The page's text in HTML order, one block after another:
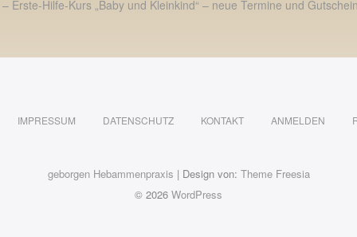
Erste-Hilfe-Kurs „Baby und Kleinkind“ – neue Termine und
IMPRESSUM DATENSCHUTZ KONTAKT ANMELDEN
geborgen Hebammenpraxis | Design von: Theme Freesia
© 2026 WordPress